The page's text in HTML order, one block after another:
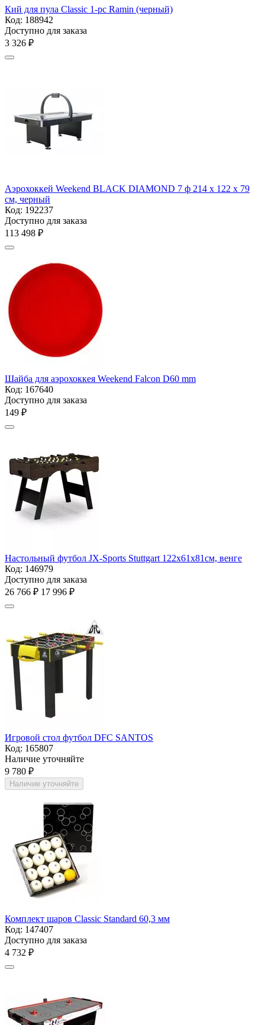
Кий для пула Classic 1-pc Ramin (черный)
Код: 188942
Доступно для заказа
3 326 ₽
Аэрохоккей Weekend BLACK DIAMOND 7 ф 214 х 122 х 79
см, черный
Код: 192237
Доступно для заказа
113 498 ₽
Шайба для аэрохоккея Weekend Falcon D60 mm
Код: 167640
Доступно для заказа
‍149‍ ₽
Настольный футбол JX-Sports Stuttgart 122x61x81см, венге
Код: 146979
Доступно для заказа
26 766 ₽ 17 996 ₽
Игровой стол футбол DFC SANTOS
Код: 165807
Наличие уточняйте
9 780 ₽
Наличие уточняйте
Комплект шаров Classic Standard 60,3 мм
Код: 147407
Доступно для заказа
4 732 ₽